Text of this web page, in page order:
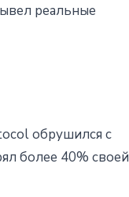
реальные
обрушился с
более 40% своей